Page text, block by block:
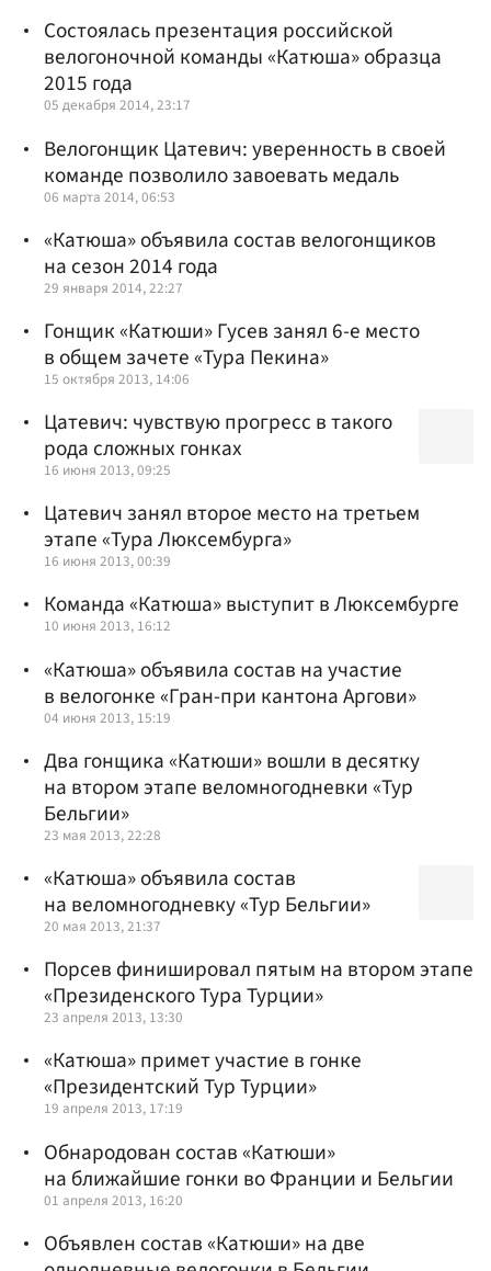
Состоялась презентация российской
велогоночной команды «Катюша» образца
2015 года
05 декабря 2014, 23:17
Велогонщик Цатевич: уверенность в своей
команде позволило завоевать медаль
06 марта 2014, 06:53
«Катюша» объявила состав велогонщиков
на сезон 2014 года
29 января 2014, 22:27
Гонщик «Катюши» Гусев занял 6-е место
в общем зачете «Тура Пекина»
15 октября 2013, 14:06
Цатевич: чувствую прогресс в такого
рода сложных гонках
16 июня 2013, 09:25
Цатевич занял второе место на третьем
этапе «Тура Люксембурга»
16 июня 2013, 00:39
Команда «Катюша» выступит в Люксембурге
10 июня 2013, 16:12
«Катюша» объявила состав на участие
в велогонке «Гран-при кантона Аргови»
04 июня 2013, 15:19
Два гонщика «Катюши» вошли в десятку
на втором этапе веломногодневки «Тур
Бельгии»
23 мая 2013, 22:28
«Катюша» объявила состав
на веломногодневку «Тур Бельгии»
20 мая 2013, 21:37
Порсев финишировал пятым на втором этапе
«Президенского Тура Турции»
23 апреля 2013, 13:30
«Катюша» примет участие в гонке
«Президентский Тур Турции»
19 апреля 2013, 17:19
Обнародован состав «Катюши»
на ближайшие гонки во Франции и Бельгии
01 апреля 2013, 16:20
Объявлен состав «Катюши» на две